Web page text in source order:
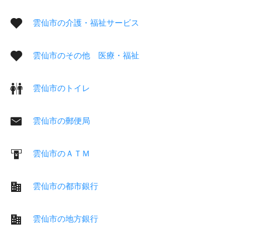
雲仙市の介護・福祉サービス
雲仙市のその他 医療・福祉
雲仙市のトイレ
雲仙市の郵便局
雲仙市のＡＴＭ
雲仙市の都市銀行
雲仙市の地方銀行